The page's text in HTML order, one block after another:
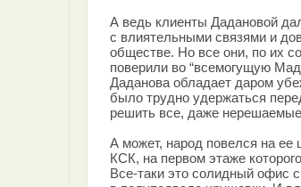
А ведь клиенты Дадановой
с влиятельными связями и
обществе. Но все они, по их
поверили во “всемогущую
Даданова обладает даром
было трудно удержаться
решить все, даже
А может, народ повелся на
КСК, на первом этаже
Все-таки это солидный офис